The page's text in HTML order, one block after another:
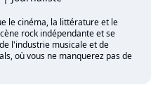
le cinéma, la littérature et le
rock indépendante et se
l'industrie musicale et de
où vous ne manquerez pas de